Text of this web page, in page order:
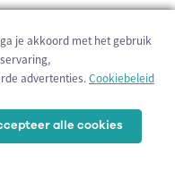
je akkoord met het gebruik
advertenties.Cookiebeleid
alle cookies